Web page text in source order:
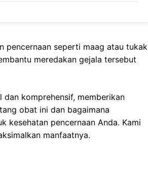
pencernaan seperti maag atau tukak
meredakan gejala tersebut
komprehensif, memberikan
obat ini dan bagaimana
kesehatan pencernaan Anda. Kami
manfaatnya.